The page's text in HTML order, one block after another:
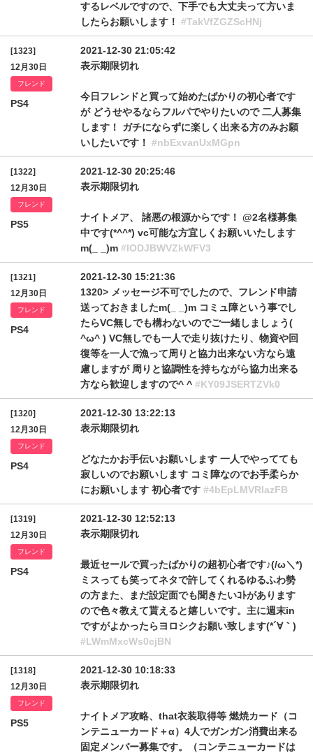
するレベルですので、下手でも大丈夫って方いま
したらお願いします！ #TakVfZGZScHNj
[1323]
12月30日
フレンド
PS4
2021-12-30 21:05:42
表示期限切れ
今日フレンドと買って始めたばかりの初心者です
が どうせやるならフルパでやりたいので 二人募集
します！ ガチにならずに楽しく出来る方のみお願
いしたいです！ #nbExvanUxMGpn
[1322]
12月30日
フレンド
PS5
2021-12-30 20:25:46
表示期限切れ
ナイトメア、 諸悪の根源からです！ @2名様募集
中です(*^^*) vc可能な方宜しくお願いいたします
m(_ _)m #lODJBWVZkWFV3
[1321]
12月30日
フレンド
PS4
2021-12-30 15:21:36
1320> メッセージ不可でしたので、フレンド申請
送っておきましたm(_ _)m コミュ障という事でし
たらVC無しでも構わないのでご一緒しましょう(
^ω^ ) VC無しでも一人で走り抜けたり、物資や回
復等を一人で漁って周りと協力出来ない方なら遠
慮しますが 周りと協調性を持ちながら協力出来る
方なら歓迎しますので^ ^ #KY09JSERTZVk0
[1320]
12月30日
フレンド
PS4
2021-12-30 13:22:13
表示期限切れ
どなたかお手伝いお願いします 一人でやってても
寂しいのでお願いします コミ障なのでお手柔らか
にお願いします 初心者です #4bEpLMVRlazFB
[1319]
12月30日
フレンド
PS4
2021-12-30 12:52:13
表示期限切れ
最近セールで買ったばかりの超初心者です♪(/ω＼*)
ミスっても笑ってネタで許してくれるゆるふわ勢
の方また、まだ設定面でも聞きたいｺﾄがあります
ので色々教えて貰えると嬉しいです。主に週末in
ですがよかったらヨロシクお願い致します(*´∀｀)
#LWmMxcWs0cjBN
[1318]
12月30日
フレンド
PS5
2021-12-30 10:18:33
表示期限切れ
ナイトメア攻略、that衣装取得等 燃焼カード（コ
ンテニューカード＋α）4人でガンガン消費出来る
固定メンバー募集です。（コンテニューカードは